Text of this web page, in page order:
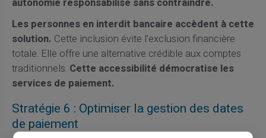
autonomie responsabilise sans contraindre.
Les personnes en interdit bancaire accèdent à cette
solution. Cette inclusion évite l'exclusion financière
totale. Elle offre une alternative crédible aux comptes
traditionnels. Cette accessibilité démocratise les
services de paiement.
Stratégie 6 : Optimiser la gestion des dates
de paiement